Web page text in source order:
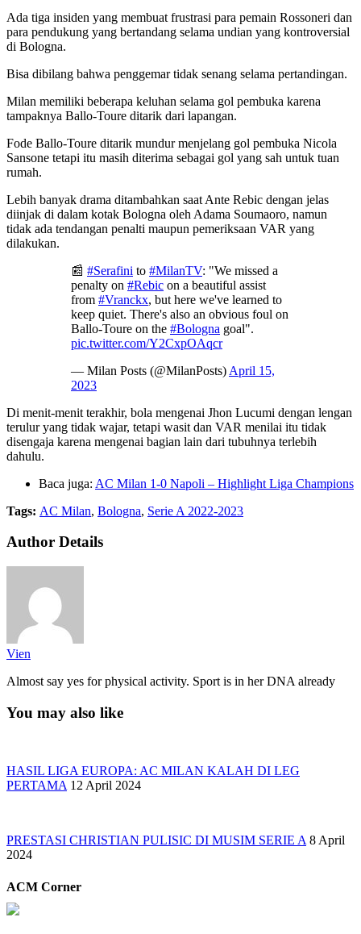
Ada tiga insiden yang membuat frustrasi para pemain Rossoneri dan
para pendukung yang bertandang selama undian yang kontroversial
di Bologna.
Bisa dibilang bahwa penggemar tidak senang selama pertandingan.
Milan memiliki beberapa keluhan selama gol pembuka karena
tampaknya Ballo-Toure ditarik dari lapangan.
Fode Ballo-Toure ditarik mundur menjelang gol pembuka Nicola
Sansone tetapi itu masih diterima sebagai gol yang sah untuk tuan
rumah.
Lebih banyak drama ditambahkan saat Ante Rebic dengan jelas
diinjak di dalam kotak Bologna oleh Adama Soumaoro, namun
tidak ada tendangan penalti maupun pemeriksaan VAR yang
dilakukan.
📰 #Serafini to #MilanTV: "We missed a
penalty on #Rebic on a beautiful assist
from #Vranckx, but here we've learned to
keep quiet. There's also an obvious foul on
Ballo-Toure on the #Bologna goal".
pic.twitter.com/Y2CxpOAqcr
— Milan Posts (@MilanPosts) April 15,
2023
Di menit-menit terakhir, bola mengenai Jhon Lucumi dengan lengan
terulur yang tidak wajar, tetapi wasit dan VAR menilai itu tidak
disengaja karena mengenai bagian lain dari tubuhnya terlebih
dahulu.
Baca juga: AC Milan 1-0 Napoli – Highlight Liga Champions
Tags: AC Milan, Bologna, Serie A 2022-2023
Author Details
Vien
Almost say yes for physical activity. Sport is in her DNA already
You may also like
HASIL LIGA EUROPA: AC MILAN KALAH DI LEG
PERTAMA 12 April 2024
PRESTASI CHRISTIAN PULISIC DI MUSIM SERIE A 8 April
2024
ACM Corner